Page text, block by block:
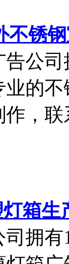
不锈
告公
的
，联
箱生
司拥